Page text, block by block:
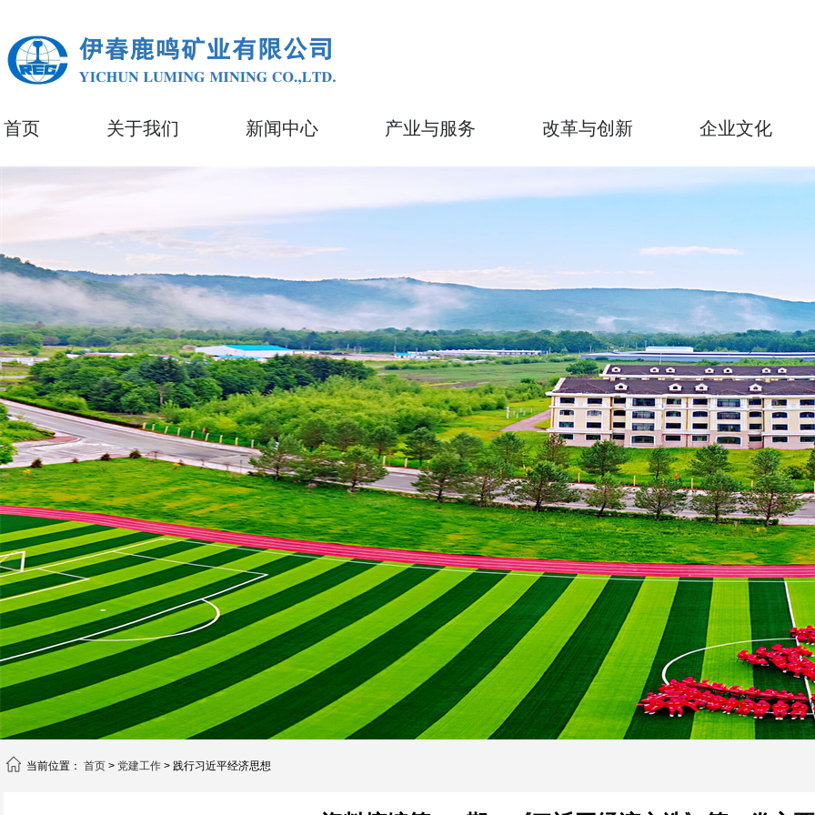
首页 关于我们 新闻中心 产业与服务 改革与创新 企业文化
当前位置： 首页 > 党建工作 > 践行习近平经济思想